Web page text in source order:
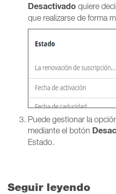
Desactivado quiere
que realizarse de forma
Puede gestionar la
mediante el botón
Estado.
Seguir leyendo